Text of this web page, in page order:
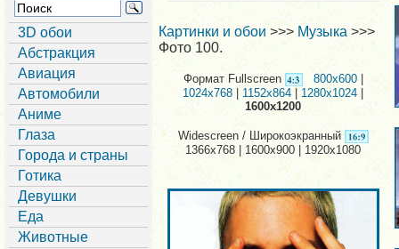
3D обои
Абстракция
Авиация
Автомобили
Аниме
Глаза
Города и страны
Готика
Девушки
Еда
Животные
Картинки и обои >>> Музыка >>>
Фото 100.
Формат Fullscreen 800x600
1024x768
1152x864|1280x1024
1600x1200
Widescreen / Широкоэкранный
1366x768 | 1600x900 | 1920x1080